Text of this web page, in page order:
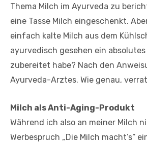
Thema Milch im Ayurveda zu
eine Tasse Milch eingeschenkt.
einfach kalte Milch aus dem
ayurvedisch gesehen ein absolutes
zubereitet habe? Nach den
Ayurveda-Arztes. Wie genau,
Milch als Anti-Aging-Produkt
Während ich also an meiner Milch
Werbespruch „Die Milch macht’s“